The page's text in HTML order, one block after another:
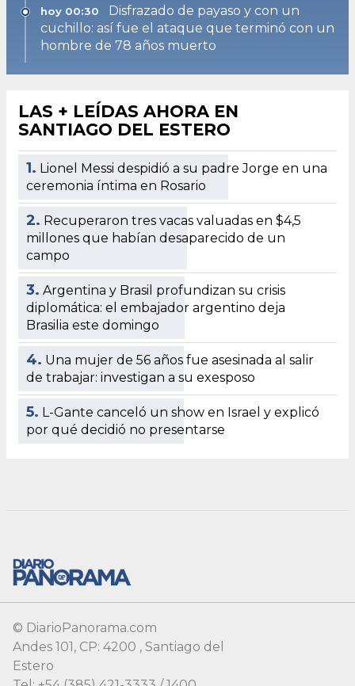
© DiarioPanorama.com
Andes 101, CP: 4200 , Santiago del
Estero